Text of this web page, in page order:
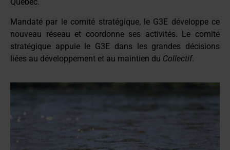
Mandaté par le comité stratégique, le G3E développe ce
nouveau réseau et coordonne ses activités. Le comité
stratégique appuie le G3E dans les grandes décisions
liées au développement et au maintien du Collectif.